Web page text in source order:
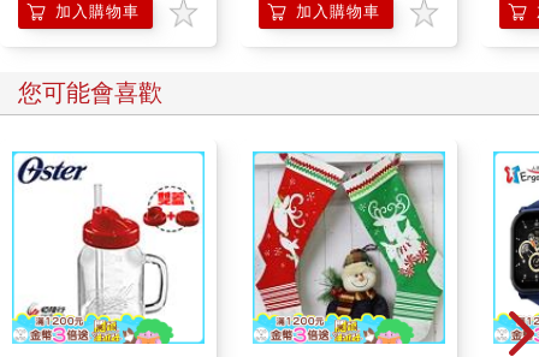
加入購物車 加入購物車
您可能會喜歡